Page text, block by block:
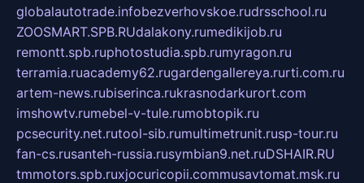
globalautotrade.infobezverhovskoe.rudrsschool.ru
ZOOSMART.SPB.RUdalakony.rumedikijob.ru
remontt.spb.ruphotostudia.spb.rumyragon.ru
terramia.ruacademy62.rugardengallereya.rurti.com.ru
artem-news.rubiserinca.rukrasnodarkurort.com
imshowtv.rumebel-v-tule.rumobtopik.ru
pcsecurity.net.rutool-sib.rumultimetrunit.rusp-tour.ru
fan-cs.rusanteh-russia.rusymbian9.net.ruDSHAIR.RU
tmmotors.spb.ruxjocuricopii.commusavtomat.msk.ru